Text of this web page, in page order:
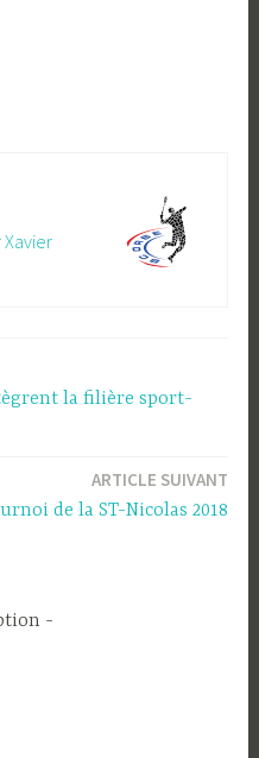
la filière sport-
ARTICLE SUIVANT
de la ST-Nicolas 2018